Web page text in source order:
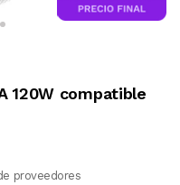
120W compatible
proveedores